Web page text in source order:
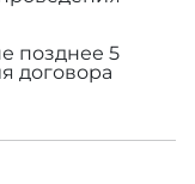
позднее 5
договора